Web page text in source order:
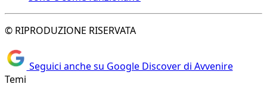
© RIPRODUZIONE RISERVATA
Seguici anche su Google Discover di Avvenire
Temi